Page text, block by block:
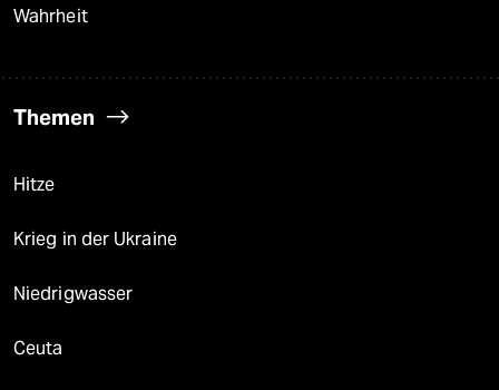
Wahrheit
Themen
Hitze
Krieg in der Ukraine
Niedrigwasser
Ceuta